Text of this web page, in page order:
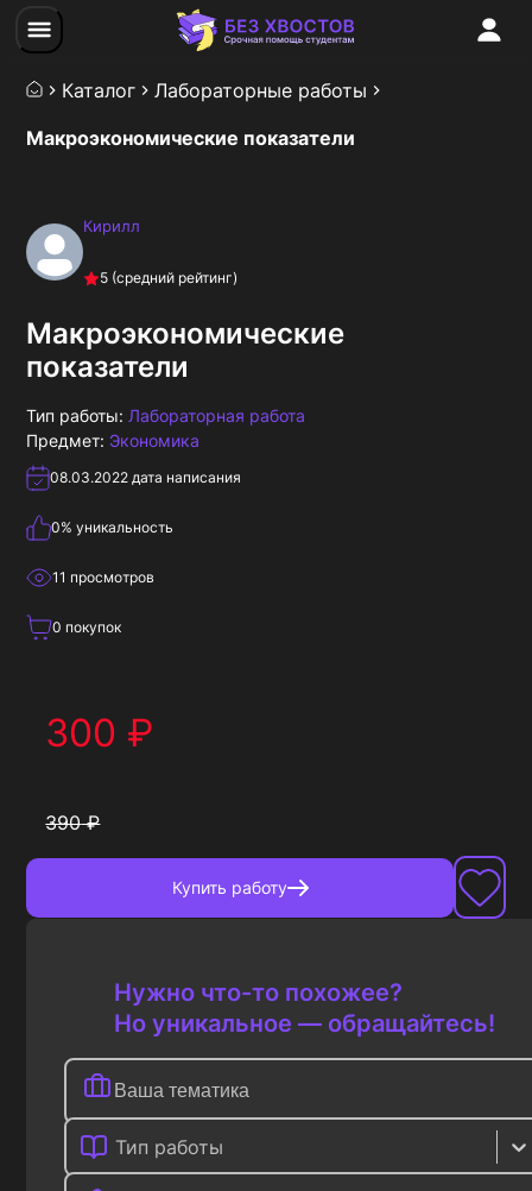
Каталог
Лабораторные работы
Макроэкономические показатели
Кирилл
5 (средний рейтинг)
Макроэкономические
показатели
Тип работы: Лабораторная работа
Предмет: Экономика
08.03.2022 дата написания
0% уникальность
11 просмотров
0 покупок
300 ₽
390₽
Купить работу
Нужно что-то похожее?
Но уникальное — обращайтесь!
Тип работы